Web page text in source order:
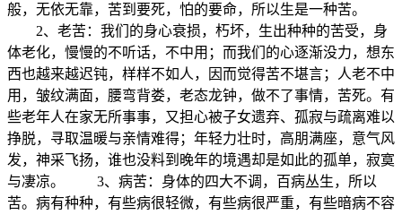
般，无依无靠，苦到要死，怕的要命，所以生是一种苦。
2、老苦：我们的身心衰损，朽坏，生出种种的苦受，身
体老化，慢慢的不听话，不中用；而我们的心逐渐没力，想东
西也越来越迟钝，样样不如人，因而觉得苦不堪言；人老不中
用，皱纹满面，腰弯背娄，老态龙钟，做不了事情，苦死。有
些老年人在家无所事事，又担心被子女遗弃、孤寂与疏离难以
挣脱，寻取温暖与亲情难得；年轻力壮时，高朋满座，意气风
发，神采飞扬，谁也没料到晚年的境遇却是如此的孤单，寂寞
与凄凉。 3、病苦：身体的四大不调，百病丛生，所以
苦。病有种种，有些病很轻微，有些病很严重，有些暗病不容